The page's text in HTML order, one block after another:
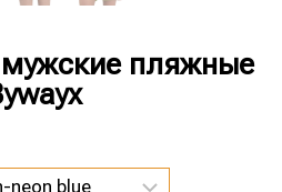
пляжные